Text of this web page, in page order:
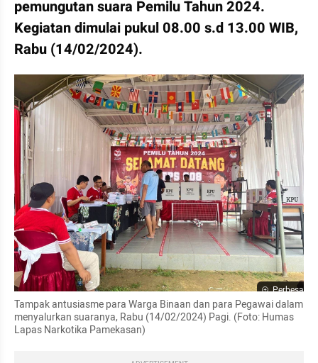
pemungutan suara Pemilu Tahun 2024.
Kegiatan dimulai pukul 08.00 s.d 13.00 WIB,
Rabu (14/02/2024).
Perbesar
Tampak antusiasme para Warga Binaan dan para Pegawai dalam
menyalurkan suaranya, Rabu (14/02/2024) Pagi. (Foto: Humas
Lapas Narkotika Pamekasan)